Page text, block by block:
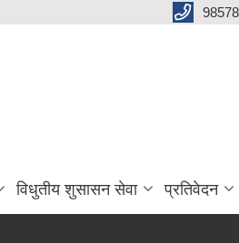
विधुतीय शुसासन सेवा प्रतिवेदन